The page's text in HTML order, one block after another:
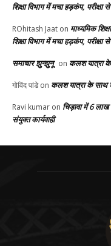
शिक्षा विभाग में मचा हड़कंप,
ROhitash Jaat on माध्यमिक
शिक्षा विभाग में मचा हड़कंप,
समाचार झुन्झुनू on कलश यात्रा के
गोविंद पांडेon कलश यात्रा के साथ
Ravi kumar on चिड़ावा में 6
संयुक्त कार्यवाही